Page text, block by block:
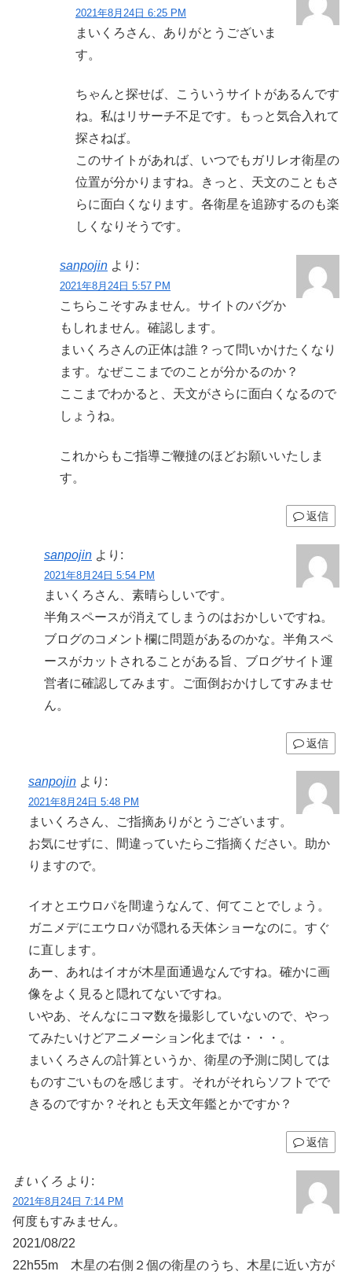
2021年8月24日 6:25 PM
まいくろさん、ありがとうございま
す。
ちゃんと探せば、こういうサイトがあるんです
ね。私はリサーチ不足です。もっと気合入れて
探さねば。
このサイトがあれば、いつでもガリレオ衛星の
位置が分かりますね。きっと、天文のこともさ
らに面白くなります。各衛星を追跡するのも楽
しくなりそうです。
sanpojin より:
2021年8月24日 5:57 PM
こちらこそすみません。サイトのバグか
もしれません。確認します。
まいくろさんの正体は誰？って問いかけたくなり
ます。なぜここまでのことが分かるのか？
ここまでわかると、天文がさらに面白くなるので
しょうね。
これからもご指導ご鞭撻のほどお願いいたしま
す。
返信
sanpojin より:
2021年8月24日 5:54 PM
まいくろさん、素晴らしいです。
半角スペースが消えてしまうのはおかしいですね。
ブログのコメント欄に問題があるのかな。半角スペ
ースがカットされることがある旨、ブログサイト運
営者に確認してみます。ご面倒おかけしてすみませ
ん。
返信
sanpojin より:
2021年8月24日 5:48 PM
まいくろさん、ご指摘ありがとうございます。
お気にせずに、間違っていたらご指摘ください。助か
りますので。
イオとエウロパを間違うなんて、何てことでしょう。
ガニメデにエウロパが隠れる天体ショーなのに。すぐ
に直します。
あー、あれはイオが木星面通過なんですね。確かに画
像をよく見ると隠れてないですね。
いやあ、そんなにコマ数を撮影していないので、やっ
てみたいけどアニメーション化までは・・・。
まいくろさんの計算というか、衛星の予測に関しては
ものすごいものを感じます。それがそれらソフトでで
きるのですか？それとも天文年鑑とかですか？
返信
まいくろ より:
2021年8月24日 7:14 PM
何度もすみません。
2021/08/22
22h55m 木星の右側２個の衛星のうち、木星に近い方が